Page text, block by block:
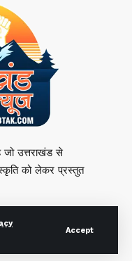
Accept
जो उत्तराखंड से
को लेकर प्रस्तुत